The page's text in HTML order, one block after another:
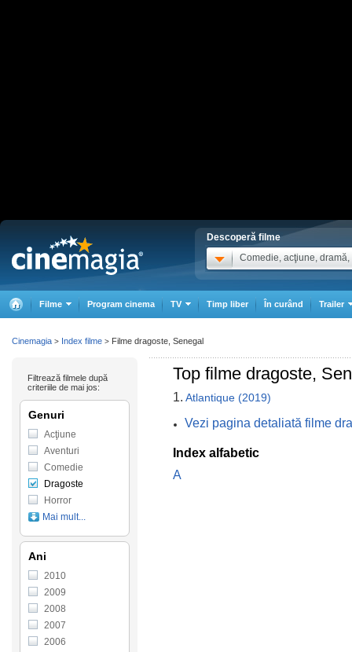
Descoperă filme
Comedie, acţiune, dramă,
Filme Program cinema TV Timp liber În curând Trailer
Top filme dragoste,
1. Atlantique (2019)
Vezi pagina detaliată filme
Index alfabetic
A
Filtrează filmele după
criteriile de mai jos:
Genuri
Acţiune
Aventuri
Comedie
Dragoste
Horror
Mai mult...
Ani
2010
2009
2008
2007
2006
Cinemagia > Index filme > Filme dragoste, Senegal